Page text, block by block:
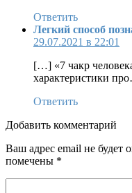
Ответить
Легкий способ
29.07.2021 в 22:01
[…] «7 чакр
характеристики
Ответить
Добавить комментарий
Ваш адрес email не будет
помечены *